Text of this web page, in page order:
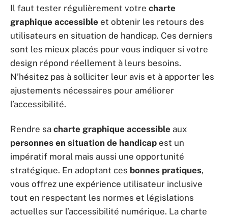
Il faut tester régulièrement votre charte
graphique accessible et obtenir les retours des
utilisateurs en situation de handicap. Ces derniers
sont les mieux placés pour vous indiquer si votre
design répond réellement à leurs besoins.
N’hésitez pas à solliciter leur avis et à apporter les
ajustements nécessaires pour améliorer
l’accessibilité.
Rendre sa charte graphique accessible aux
personnes en situation de handicap est un
impératif moral mais aussi une opportunité
stratégique. En adoptant ces bonnes pratiques,
vous offrez une expérience utilisateur inclusive
tout en respectant les normes et législations
actuelles sur l’accessibilité numérique. La charte